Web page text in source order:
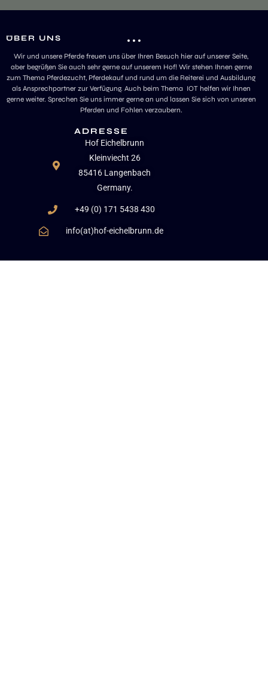
ÜBER UNS
Wir und unsere Pferde freuen uns über Ihren Besuch hier auf unserer Seite,
aber begrüßen Sie auch sehr gerne auf unserem Hof! Wir stehen Ihnen gerne
zum Thema Pferdezucht, Pferdekauf und rund um die Reiterei und Ausbildung
als Ansprechpartner zur Verfügung. Auch beim Thema IOT helfen wir Ihnen
gerne weiter. Sprechen Sie uns immer gerne an und lassen Sie sich von unseren
Pferden und Fohlen verzaubern.
ADRESSE
Hof Eichelbrunn
Kleinviecht 26
85416 Langenbach
Germany.
+49 (0) 171 5438 430
info(at)hof-eichelbrunn.de